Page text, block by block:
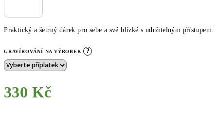
Praktický a šetrný dárek pro sebe a své blízké s udržitelným přístupem.
GRAVÍROVÁNÍ NA VÝROBEK ?
330 Kč